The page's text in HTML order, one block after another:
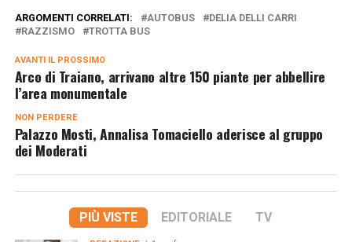
ARGOMENTI CORRELATI: AUTOBUS
DELIA DELLI CARRI
RAZZISMO
TROTTA BUS
AVANTI IL ​​PROSSIMO
Arco di Traiano, arrivano altre 150 piante per abbellire
l’area monumentale
NON PERDERE
Palazzo Mosti, Annalisa Tomaciello aderisce al gruppo
dei Moderati
PIÙ VISTE EDITORIALE TV